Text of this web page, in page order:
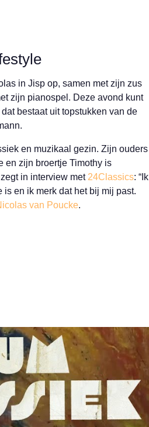
in Jisp op, samen met zijn zus
zijn pianospel. Deze avond kunt
dat bestaat uit topstukken van de
en muzikaal gezin. Zijn ouders
en zijn broertje Timothy is
in interview met 24Classics: “Ik
en ik merk dat het bij mij past.
van Poucke.